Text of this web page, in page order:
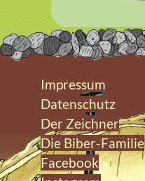
Impressum
Datenschutz
Der Zeichner
Die Biber-Familie
Facebook